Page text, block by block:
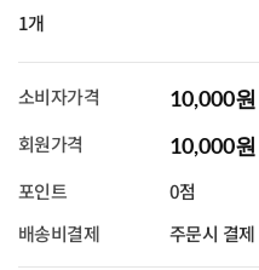
1개
소비자가격 10,000원
회원가격 10,000원
포인트
0점
배송비결제
주문시 결제